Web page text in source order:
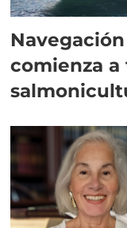
comienza